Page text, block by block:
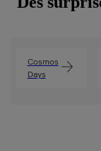
Cosmos
Days